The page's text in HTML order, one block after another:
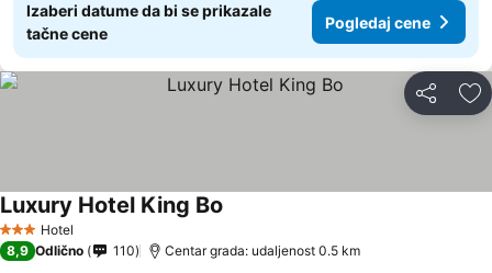
Izaberi datume da bi se prikazale
tačne cene
Pogledaj cene
Deli
3 Zvezdice
Hotel
Luxury Hotel King Bo
8,9 Odlično 110 Centar grada: udaljenost 0.5 km